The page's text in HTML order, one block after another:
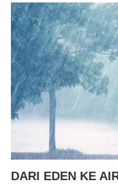
DARI EDEN KE